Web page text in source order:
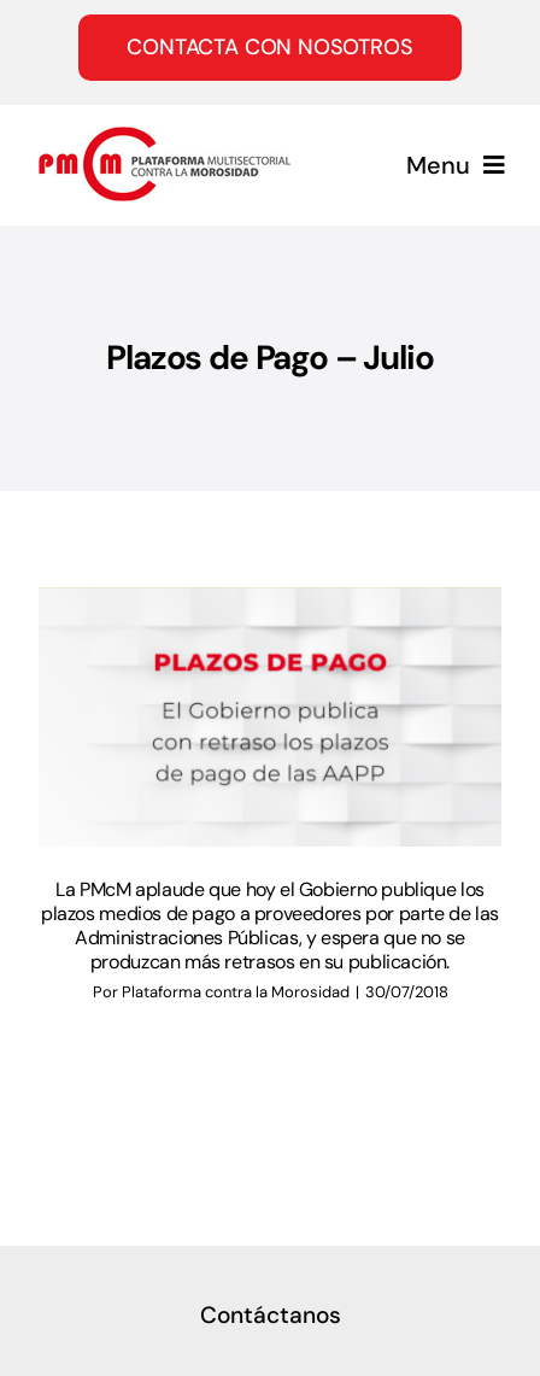
contenido
CONTACTA CON NOSOTROS
Menu
Agenda
Prensa
Blog
Plazos de Pago – Julio
La PMcM aplaude que hoy el Gobierno publique los
plazos medios de pago a proveedores por parte de las
Administraciones Públicas, y espera que no se
produzcan más retrasos en su publicación.
Por Plataforma contra la Morosidad | 30/07/2018
Contáctanos